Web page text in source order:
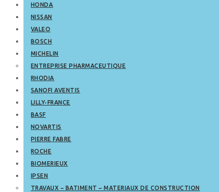
HONDA
NISSAN
VALEO
BOSCH
MICHELIN
ENTREPRISE PHARMACEUTIQUE
RHODIA
SANOFI AVENTIS
LILLY-FRANCE
BASF
NOVARTIS
PIERRE FABRE
ROCHE
BIOMERIEUX
IPSEN
TRAVAUX – BATIMENT – MATERIAUX DE CONSTRUCTION